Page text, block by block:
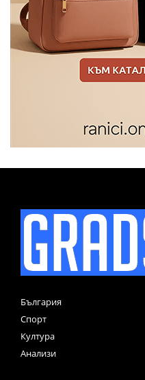
България
Спорт
Култура
Анализи